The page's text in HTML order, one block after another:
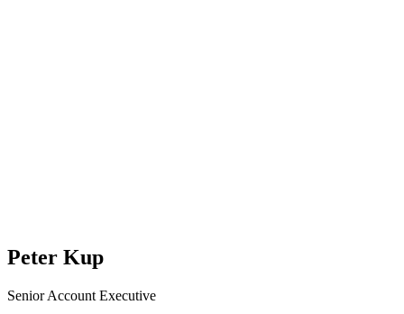
Peter Kup
Senior Account Executive